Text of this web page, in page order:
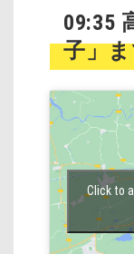
09:35
子」
Click to